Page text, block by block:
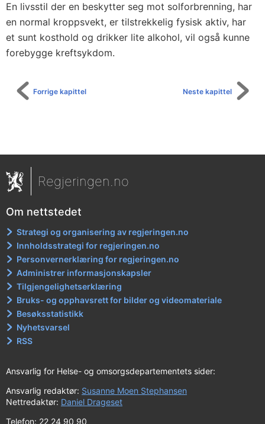
En livsstil der en beskytter seg mot solforbrenning, har
en normal kroppsvekt, er tilstrekkelig fysisk aktiv, har
et sunt kosthold og drikker lite alkohol, vil også kunne
forebygge kreftsykdom.
Neste kapittel
Forrige kapittel
Regjeringen.no
Om nettstedet
Strategi og organisering av regjeringen.no
Innholdsstrategi for regjeringen.no
Personvernerklæring for regjeringen.no
Administrer informasjonskapsler
Tilgjengelighetserklæring
Bruks- og opphavsrett for bilder og videomateriale
Besøksstatistikk
Nyhetsvarsel
RSS
Ansvarlig for Helse- og omsorgsdepartementets sider:
Ansvarlig redaktør: Susanne Moen Stephansen
Nettredaktør: Daniel Drageset
Telefon: 22 24 90 90